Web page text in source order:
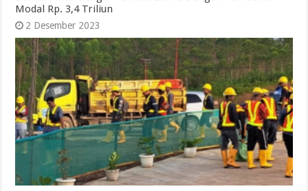
Modal Rp. 3,4 Triliun
2 Desember 2023